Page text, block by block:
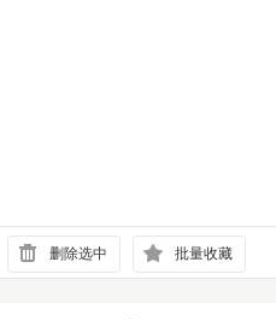
删除选中 批量收藏